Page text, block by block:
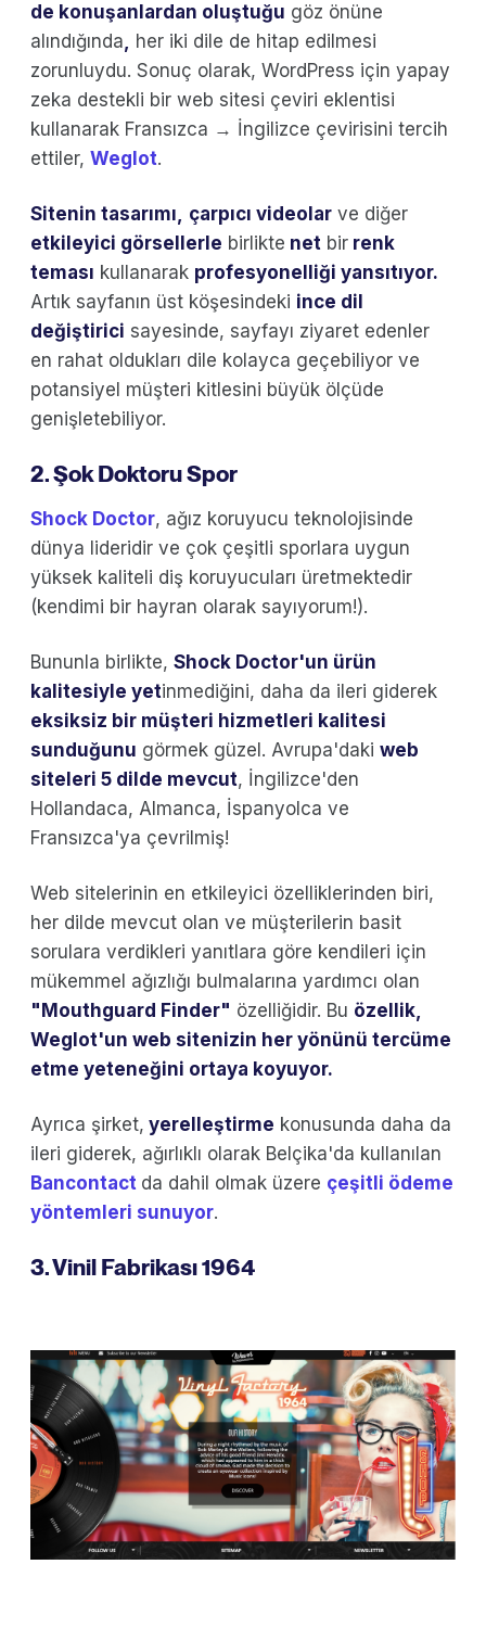
de konuşanlardan oluştuğu göz önüne
alındığında
her iki dile de hitap edilmesi
zorunluydu. Sonuç olarak, WordPress için yapay
zeka destekli bir web sitesi çeviri eklentisi
kullanarak Fransızca → İngilizce çevirisini tercih
ettiler, Weglot.
Sitenin tasarımı, çarpıcı videolar ve diğer
etkileyici görsellerle birlikte net bir renk
teması kullanarak profesyonelliği yansıtıyor.
Artık sayfanın üst köşesindeki ince dil
değiştirici sayesinde, sayfayı ziyaret edenler
en rahat oldukları dile kolayca geçebiliyor ve
potansiyel müşteri kitlesini büyük ölçüde
genişletebiliyor.
2. Şok Doktoru Spor
Shock Doctor, ağız koruyucu teknolojisinde
dünya lideridir ve çok çeşitli sporlara uygun
yüksek kaliteli diş koruyucuları üretmektedir
(kendimi bir hayran olarak sayıyorum!).
Bununla birlikte, Shock Doctor'un ürün
kalitesiyle yetinmediğini, daha da ileri giderek
eksiksiz bir müşteri hizmetleri kalitesi
sunduğunu görmek güzel. Avrupa'daki web
siteleri 5 dilde mevcut, İngilizce'den
Hollandaca, Almanca, İspanyolca ve
Fransızca'ya çevrilmiş!
Web sitelerinin en etkileyici özelliklerinden biri,
her dilde mevcut olan ve müşterilerin basit
sorulara verdikleri yanıtlara göre kendileri için
mükemmel ağızlığı bulmalarına yardımcı olan
"Mouthguard Finder" özelliğidir. Bu özellik,
Weglot'un web sitenizin her yönünü tercüme
etme yeteneğini ortaya koyuyor.
Ayrıca şirket, yerelleştirme konusunda daha da
ileri giderek, ağırlıklı olarak Belçika'da kullanılan
Bancontact da dahil olmak üzere çeşitli ödeme
yöntemleri sunuyor.
3. Vinil Fabrikası 1964